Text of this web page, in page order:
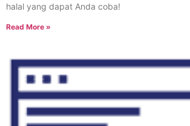
halal yang dapat Anda coba!
Read More »